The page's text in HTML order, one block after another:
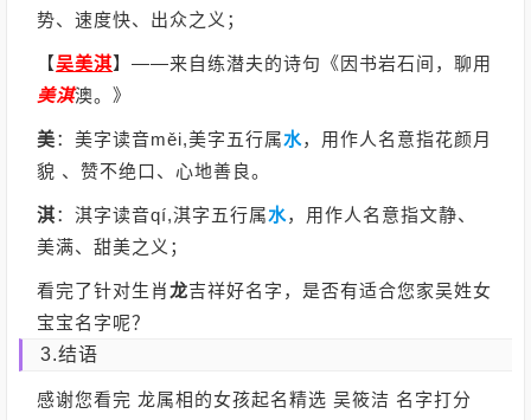
势、速度快、出众之义；
【吴美淇】 ——来自练潜夫的诗句《因书岩石间，聊用
美淇澳。》
美：美字读音měi,美字五行属水，用作人名意指花颜月
貌 、赞不绝口、心地善良。
淇：淇字读音qí,淇字五行属水，用作人名意指文静、
美满、甜美之义；
看完了针对生肖龙吉祥好名字，是否有适合您家吴姓女
宝宝名字呢？
3.结语
感谢您看完 龙属相的女孩起名精选 吴筱洁 名字打分